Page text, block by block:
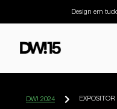
Design em
DW! 2024 EXPOSITOR